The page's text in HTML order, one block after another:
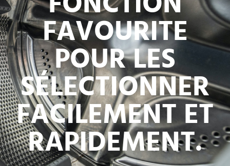
FAVOURITE
POUR LES
SÉLECTIONNER
FACILEMENT ET
RAPIDEMENT.